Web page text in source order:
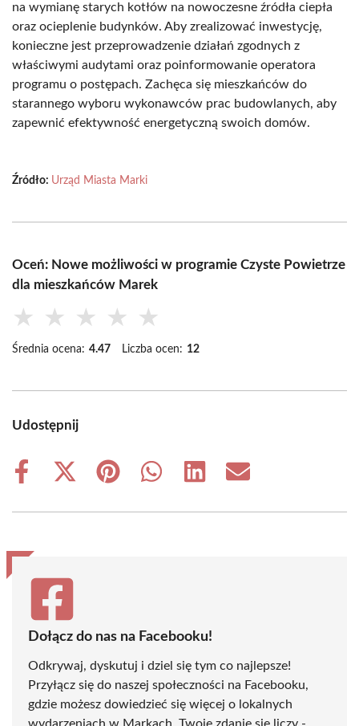
na wymianę starych kotłów na nowoczesne źródła ciepła
oraz ocieplenie budynków. Aby zrealizować inwestycję,
konieczne jest przeprowadzenie działań zgodnych z
właściwymi audytami oraz poinformowanie operatora
programu o postępach. Zachęca się mieszkańców do
starannego wyboru wykonawców prac budowlanych, aby
zapewnić efektywność energetyczną swoich domów.
Źródło: Urząd Miasta Marki
Oceń: Nowe możliwości w programie Czyste Powietrze
dla mieszkańców Marek
★ ★ ★ ★ ★
Średnia ocena: 4.47 Liczba ocen: 12
Udostępnij
Share
Share
(Twitter)
Share
Share
Share
Share
Dołącz do nas na Facebooku!
Odkrywaj, dyskutuj i dziel się tym co najlepsze!
Przyłącz się do naszej społeczności na Facebooku,
gdzie możesz dowiedzieć się więcej o lokalnych